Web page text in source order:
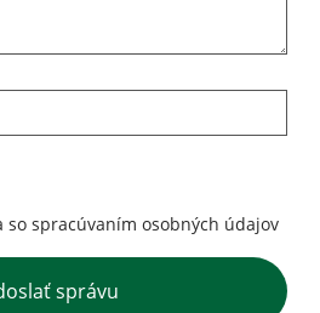
so spracúvaním osobných údajov
správu